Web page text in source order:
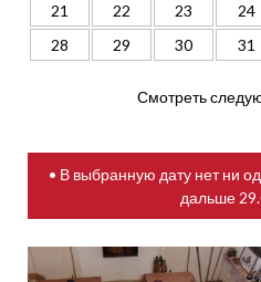
21
22 23 24
28
29 30 31
Смотреть
• В выбранную дату нет ни
дальше